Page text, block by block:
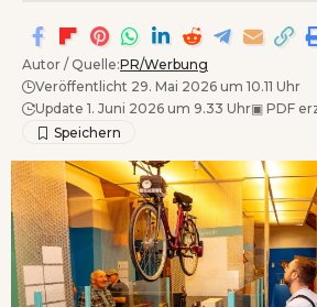
Autor / Quelle:PR/Werbung
Veröffentlicht 29. Mai 2026 um 10.11 Uhr
Update 1. Juni 2026 um 9.33 Uhr▣ PDF